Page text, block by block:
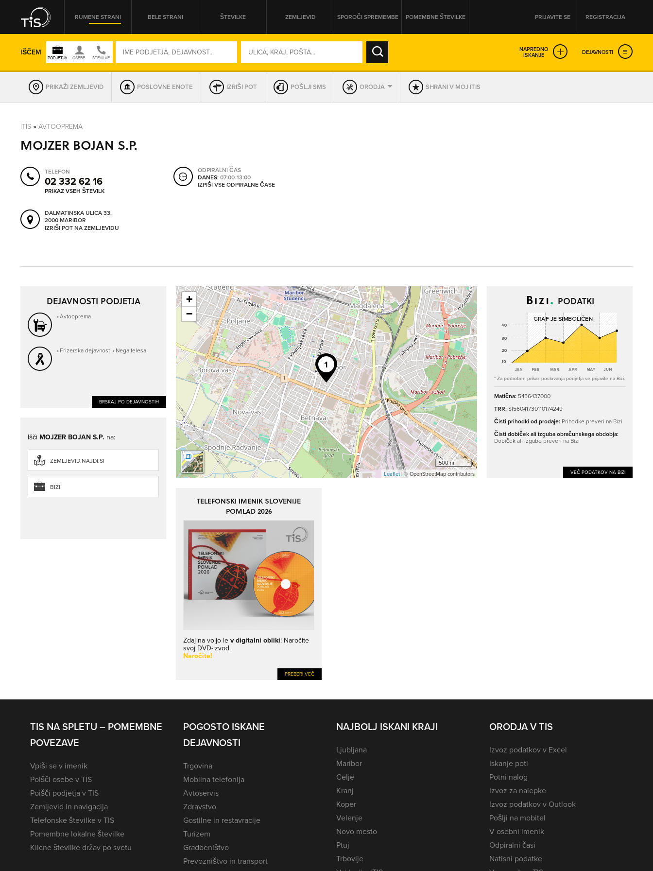
RUMENE STRANI BELE STRANI ŠTEVILKE ZEMLJEVID SPOROČI SPREMEMBE POMEMBNE ŠTEVILKE PRIJAVITE SE REGISTRACIJA
IŠČEM NAPREDNO
ISKANJE DEJAVNOSTI
OMREŽNA ŠT.
SO ODPRTA V
DAN
PRIKAŽI ZEMLJEVID POSLOVNE ENOTE IZRIŠI POT POŠLJI SMS ORODJA SHRANI V MOJ ITIS
ITIS » AVTOOPREMA
MOJZER BOJAN S.P.
TELEFON
02 332 62 16
PRIKAZ VSEH ŠTEVILK
DALMATINSKA ULICA 33,
2000 MARIBOR
IZRIŠI POT NA ZEMLJEVIDU
ODPIRALNI ČAS
DANES:07:00-13:00
IZPIŠI VSE ODPIRALNE ČASE
DEJAVNOSTI PODJETJA
Avtooprema
Frizerska dejavnost Nega telesa
BRSKAJ PO DEJAVNOSTIH
+
−
500 m
Leaflet| © OpenStreetMap contributors
PODATKI
* Za podroben prikaz poslovanja podjetja se prijavite na Bizi.
Matična: 5456437000
TRR:SI56041730110174249
Čisti prihodki od prodaje: Prihodke preveri na Bizi
Čisti dobiček ali izguba obračunskega obdobja:
Dobiček ali izgubo preveri na Bizi
VEČ PODATKOV NA BIZI
Išči MOJZER BOJAN S.P. na:
ZEMLJEVID.NAJDI.SI
BIZI
TELEFONSKI IMENIK SLOVENIJE
POMLAD 2026
Zdaj na voljo lev digitalni obliki! Naročite
svoj DVD-izvod.
Naročite!
PREBERI VEČ
TIS NA SPLETU – POMEMBNE
POVEZAVE
Vpiši se v imenik
Poišči osebe v TIS
Poišči podjetja v TIS
Zemljevid in navigacija
Telefonske številke v TIS
Pomembne lokalne številke
Klicne številke držav po svetu
POGOSTO ISKANE
DEJAVNOSTI
Trgovina
Mobilna telefonija
Avtoservis
Zdravstvo
Gostilne in restavracije
Turizem
Gradbeništvo
Prevozništvo in transport
NAJBOLJ ISKANI KRAJI
Ljubljana
Maribor
Celje
Kranj
Koper
Velenje
Novo mesto
Ptuj
Trbovlje
ORODJA V TIS
Izvoz podatkov v Excel
Iskanje poti
Potni nalog
Izvoz za nalepke
Izvoz podatkov v Outlook
Pošlji na mobitel
V osebni imenik
Odpiralni časi
Natisni podatke